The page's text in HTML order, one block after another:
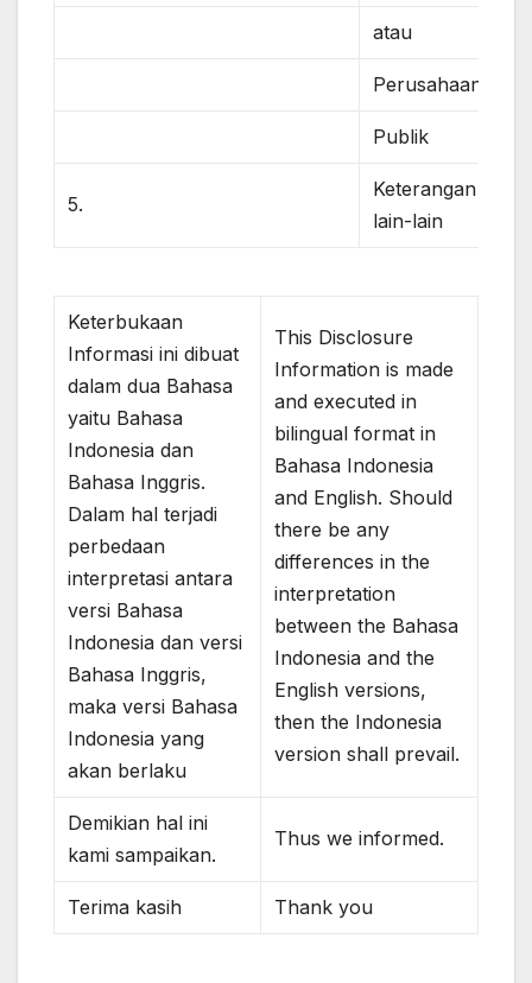
atau
Perusahaan
Publik
5.
Keterangan
lain-lain
Keterbukaan
Informasi ini dibuat
dalam dua Bahasa
yaitu Bahasa
Indonesia dan
Bahasa Inggris.
Dalam hal terjadi
perbedaan
interpretasi antara
versi Bahasa
Indonesia dan versi
Bahasa Inggris,
maka versi Bahasa
Indonesia yang
akan berlaku
This Disclosure
Information is made
and executed in
bilingual format in
Bahasa Indonesia
and English. Should
there be any
differences in the
interpretation
between the Bahasa
Indonesia and the
English versions,
then the Indonesia
version shall prevail.
Demikian hal ini
kami sampaikan.
Thus we informed.
Terima kasih Thank you